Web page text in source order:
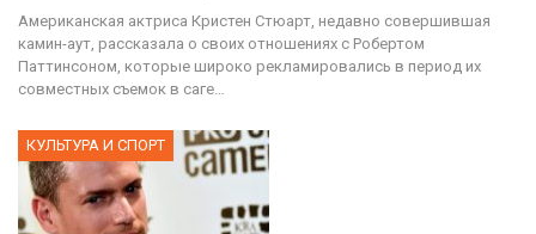
Американская актриса Кристен Стюарт, недавно совершившая
камин-аут, рассказала о своих отношениях с Робертом
Паттинсоном, которые широко рекламировались в период их
совместных съемок в саге…
КУЛЬТУРА И СПОРТ